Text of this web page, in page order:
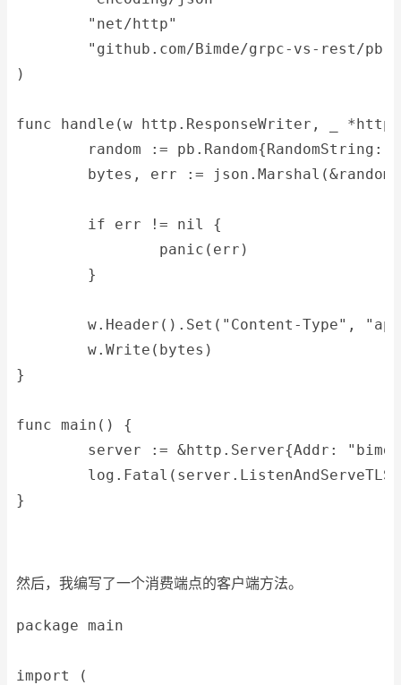
	"net/http"
	"github.com/Bimde/grpc-vs-rest/pb"
)
func handle(w http.ResponseWriter, _
random := pb.Random{RandomString:
	bytes, err := json.Marshal(&random)
	if err != nil {
		panic(err)
	}
w.Header().Set("Content-Type",
	w.Write(bytes)
}
func main() {
server := &http.Server{Addr:
}
然后，我编写了一个消费端点的客户端方法。
package main
import (